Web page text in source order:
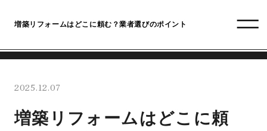
増築リフォームはどこに頼む？業者選びのポイント
2025.12.07
増築リフォームはどこに頼